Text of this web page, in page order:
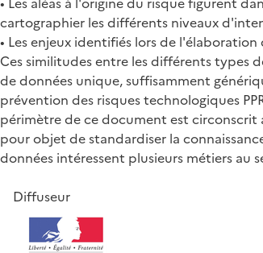
cartographier les différents niveaux
• Les enjeux identifiés lors de
Ces similitudes entre les différents types
de données unique, suffisamment
prévention des risques technologiques
périmètre de ce document est circonscrit
pour objet de standardiser la
données intéressent plusieurs métiers
Diffuseur